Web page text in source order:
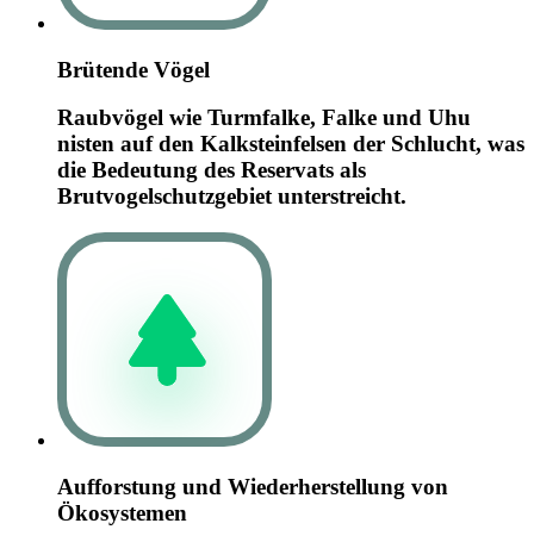
Brütende Vögel
Raubvögel wie Turmfalke, Falke und Uhu
nisten auf den Kalksteinfelsen der Schlucht, was
die Bedeutung des Reservats als
Brutvogelschutzgebiet unterstreicht.
Aufforstung und Wiederherstellung von
Ökosystemen